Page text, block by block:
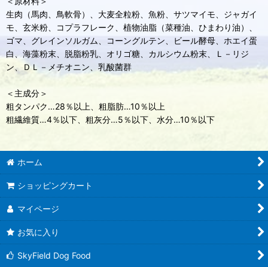
生肉（馬肉、鳥軟骨）、大麦全粒粉、魚粉、サツマイモ、ジャガイ
モ、玄米粉、コプラフレーク、植物油脂（菜種油、ひまわり油）、
ゴマ、グレインソルガム、コーングルテン、ビール酵母、ホエイ蛋
白、海藻粉末、脱脂粉乳、オリゴ糖、カルシウム粉末、Ｌ－リジ
ン、ＤＬ－メチオニン、乳酸菌群
＜主成分＞
粗タンパク…28％以上、粗脂肪…10％以上
粗繊維質…4％以下、粗灰分…5％以下、水分…10％以下
ホーム
ショッピングカート
マイページ
お気に入り
SkyField Dog Food